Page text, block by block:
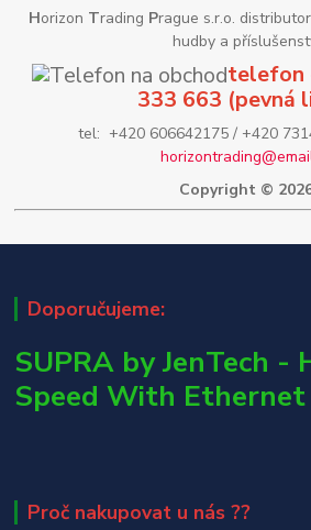
Horizon Trading Prague s.r.o.
hudby a
telefon
333 663 (pevná
tel: +420 606642175 / +420
Copyright ©
Doporučujeme:
SUPRA by JenTech -
Speed With Ethernet
Proč nakupovat u nás ??